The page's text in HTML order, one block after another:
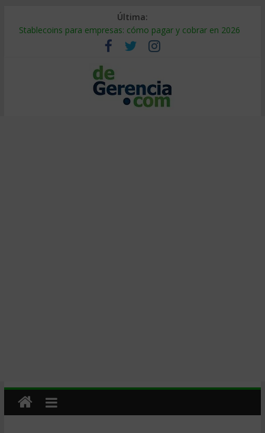
Última:
Stablecoins para empresas: cómo pagar y cobrar en 2026
Despido silencioso: qué es y por qué sale tan caro
IA en selección de personal: cómo auditarla a tiempo
Trabajo forzoso en la cadena de suministro: qué hacer
Mercado hispano de EE. UU.: cómo segmentarlo y venderle